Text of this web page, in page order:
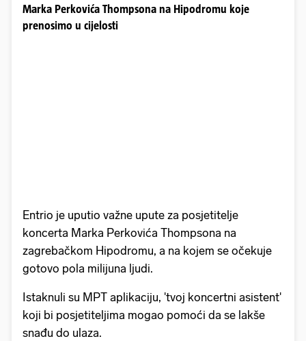
Marka Perkovića Thompsona na Hipodromu koje
prenosimo u cijelosti
Entrio je uputio važne upute za posjetitelje
koncerta Marka Perkovića Thompsona na
zagrebačkom Hipodromu, a na kojem se očekuje
gotovo pola milijuna ljudi.
Istaknuli su MPT aplikaciju, 'tvoj koncertni asistent'
koji bi posjetiteljima mogao pomoći da se lakše
snađu do ulaza.